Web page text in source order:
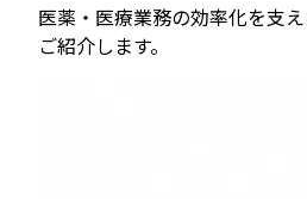
医薬・医療業務の効率化を支
ご紹介します。